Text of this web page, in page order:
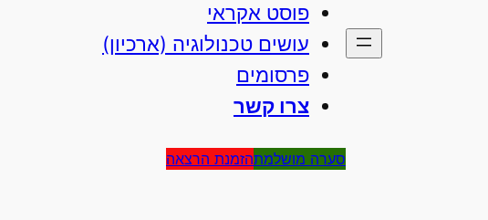
פוסט אקראי
עושים טכנולוגיה (ארכיון)
פרסומים
צרו קשר
סערה מושלמתהזמנת הרצאה